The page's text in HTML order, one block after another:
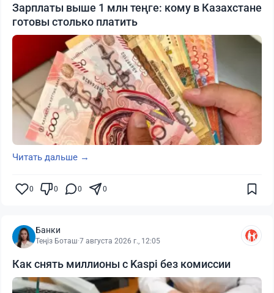
Зарплаты выше 1 млн теңге: кому в Казахстане
готовы столько платить
Читать дальше →
0 0 0 0
Банки
Теңіз Боташ·7 августа 2026 г., 12:05
Как снять миллионы с Kaspi без комиссии